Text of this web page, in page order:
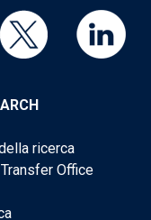
ricerca
Office